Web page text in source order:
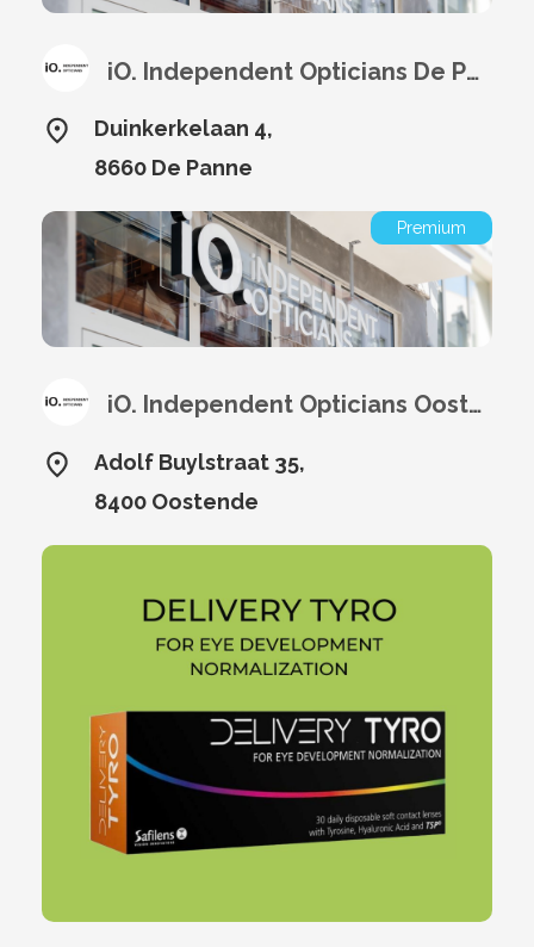
iO. Independent Opticians De Panne
Duinkerkelaan 4,
8660 De Panne
Premium
iO. Independent Opticians Oostende
Adolf Buylstraat 35,
8400 Oostende